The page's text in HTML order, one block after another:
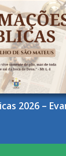
2026 –